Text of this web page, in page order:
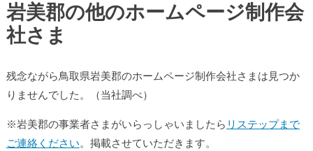
岩美郡の他のホームページ制作会
社さま
残念ながら鳥取県岩美郡のホームページ制作会社さまは見つか
りませんでした。（当社調べ）
※岩美郡の事業者さまがいらっしゃいましたら リステップまで
ご連絡ください。掲載させていただきます。